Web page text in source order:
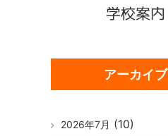
学校案内
アーカイブ
2026年7月 (10)